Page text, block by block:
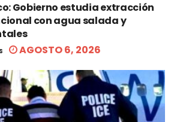
Gobierno estudia extracción
con agua salada y
AGOSTO 6, 2026